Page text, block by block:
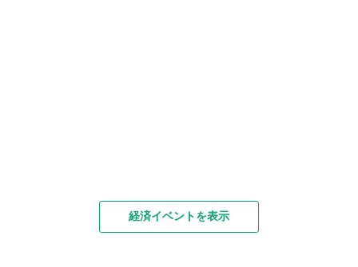
経済イベントを表示